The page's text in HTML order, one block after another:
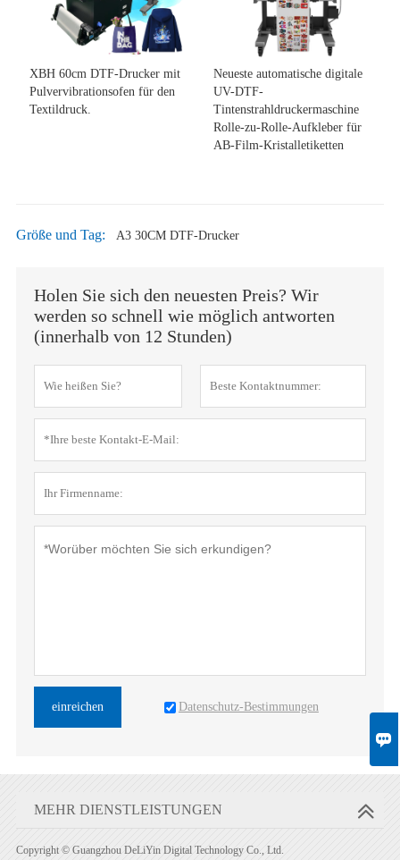

XBH 60cm DTF-Drucker mit
Pulvervibrationsofen für den
Textildruck.
Neueste automatische digitale
UV-DTF-
Tintenstrahldruckermaschine
Rolle-zu-Rolle-Aufkleber für
AB-Film-Kristalletiketten
Größe und Tag: A3 30CM DTF-Drucker
Holen Sie sich den neuesten Preis? Wir
werden so schnell wie möglich antworten
(innerhalb von 12 Stunden)
einreichen Datenschutz-Bestimmungen
MEHR DIENSTLEISTUNGEN
Copyright © Guangzhou DeLiYin Digital Technology Co., Ltd.